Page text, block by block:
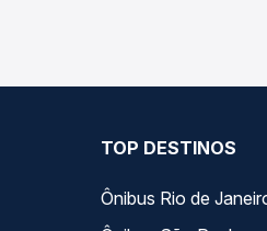
TOP DESTINOS
Ônibus Rio de